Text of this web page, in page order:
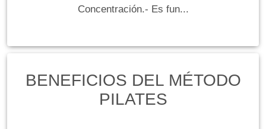
Concentración.- Es fun...
BENEFICIOS DEL MÉTODO
PILATES